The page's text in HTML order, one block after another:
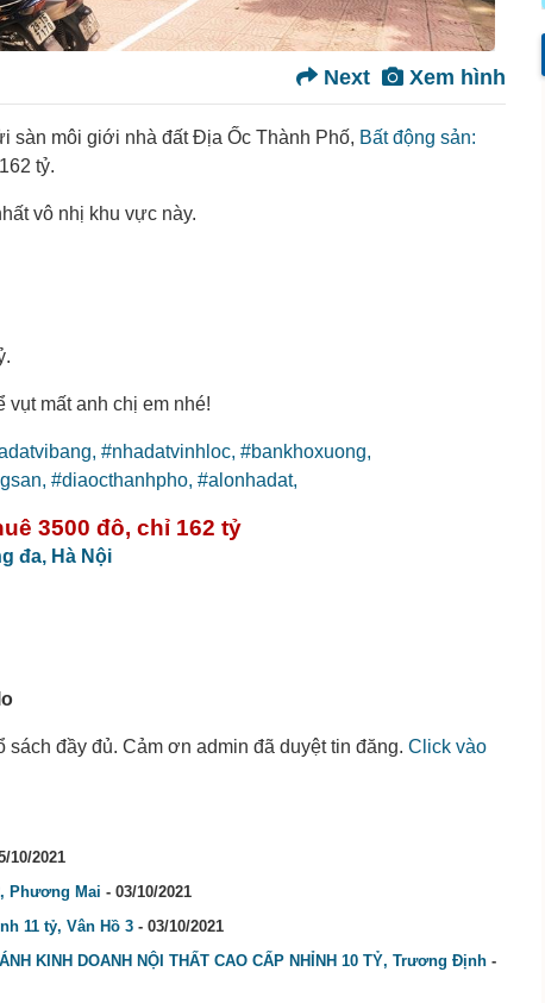
Xem hình
Next
sàn môi giới nhà đất Địa Ốc Thành Phố, Bất động sản:
tỷ.
vô nhị khu vực này.
vụt mất anh chị em nhé!
#nhadatvinhloc, #bankhoxuong,
#diaocthanhpho, #alonhadat,
3500 đô, chỉ 162 tỷ
đa, Hà Nội
đầy đủ. Cảm ơn admin đã duyệt tin đăng. Click vào
10/2021
Phương Mai - 03/10/2021
11 tỷ, Vân Hồ 3 - 03/10/2021
KINH DOANH NỘI THẤT CAO CẤP NHỈNH 10 TỶ, Trương Định -